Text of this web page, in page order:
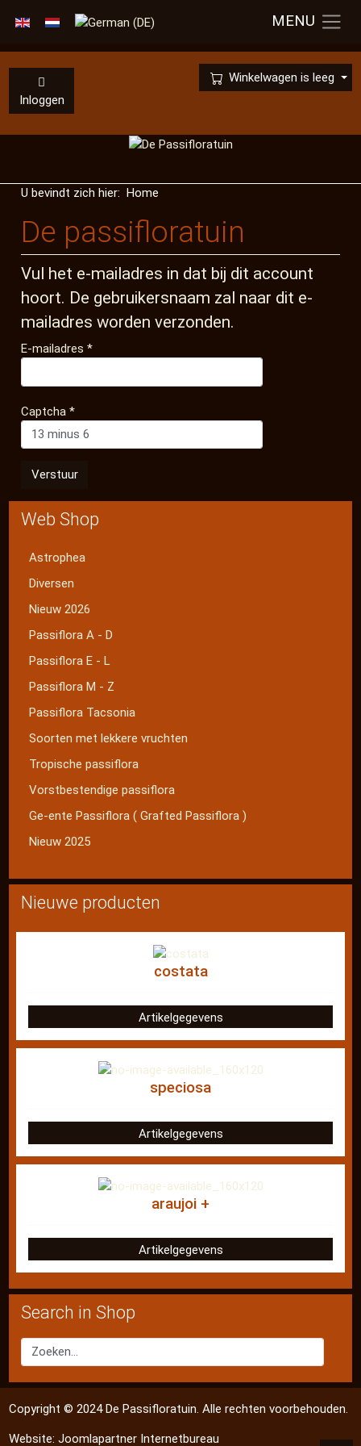
Inloggen
Winkelwagen is leeg
×
Selecteer de taal MENU
U bevindt zich hier:Home
De passifloratuin
Vul het e-mailadres in dat bij dit account
hoort. De gebruikersnaam zal naar dit e-
mailadres worden verzonden.
E-mailadres *
Captcha*
Verstuur
Web Shop
Astrophea
Diversen
Nieuw 2026
Passiflora A - D
Passiflora E - L
Passiflora M - Z
Passiflora Tacsonia
Soorten met lekkere vruchten
Tropische passiflora
Vorstbestendige passiflora
Ge-ente Passiflora ( Grafted Passiflora )
Nieuw 2025
Nieuwe producten
costata
Artikelgegevens
speciosa
Artikelgegevens
araujoi +
Artikelgegevens
Search in Shop
Copyright © 2024 De Passifloratuin. Alle rechten voorbehouden.
Website:Joomlapartner Internetbureau